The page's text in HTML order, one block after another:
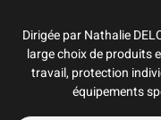
Dirigée par Nathalie
large choix de produits
travail, protection
équipements